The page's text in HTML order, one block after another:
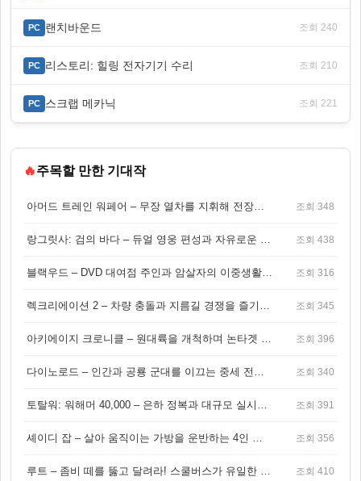
PC 랜치바운드 조회 240
PC 리스토리: 힐링 전자기기 수리 조회 210
PC 스크랩 메카닉 조회 221
🔥주목할 만한 기대작
아머드 트레인 워페어 – 무장 열차를 지휘해 전장을 돌파하는 생존 전투 게임 조회 348
랑그릿사: 검의 바다 – 듀얼 영웅 편성과 자유로운 탐험을 결합한 판타지 전략 RPG 조회 438
블랙우드 – DVD 대여점 주인과 암살자의 이중생활을 그린 3인칭 액션 스릴러 게임 조회 316
렉크리에이션 2 – 차량 충돌과 지름길 경쟁을 즐기는 오픈월드 아케이드 레이싱 게임 조회 345
아키에이지 크로니클 – 원대륙을 개척하며 논타겟 전투를 즐기는 오픈월드 MMORPG 조회 396
다이노로드 – 인간과 공룡 군대를 이끄는 중세 전략 액션 RPG 조회 340
토탈워: 워해머 40,000 – 은하 정복과 대규모 실시간 전투가 결합된 전략 게임! 조회 391
셰이디 잡 – 살아 움직이는 가방을 운반하는 4인 협동 물리 어드벤처 게임 조회 356
루트 – 좀비 떼를 뚫고 달려라! 스쿨버스가 유일한 집이 되는 4인 협동 생존 게임 조회 410